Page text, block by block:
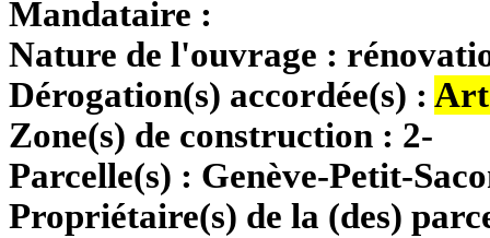
Mandataire :
Nature de l'ouvrage :
Dérogation(s) accordée(s) :
Zone(s) de construction : 2-
Parcelle(s) : Genève-Petit-
Propriétaire(s) de la (des)